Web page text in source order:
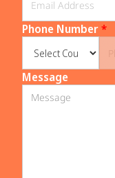
Phone Number*
Message